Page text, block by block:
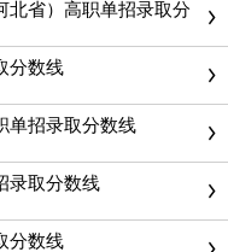
北省）高职单招录取分
分数线
单招录取分数线
录取分数线
分数线